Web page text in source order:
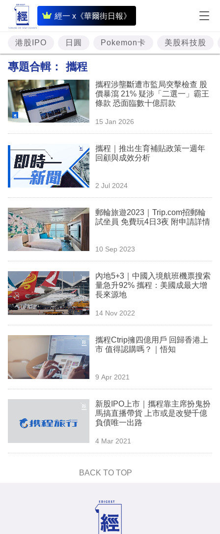
經一 x《華爾街日報》
即
時
財
經
題
投
資
理
商
業
科
技
職
場
生
時
事
欄
訂
港股IPO 日圓 Pokemon卡 美股科技股
專題合輯： 攜程
攜程涉壟斷遭市監局突擊檢查 股
價暴瀉 21% 疑涉「二選一」霸王
條款 恐面臨數十億罰款
15 Jan 2026
攜程｜推出生育補貼政策一週年
回顧與成效分析
2 Jul 2024
郵輪旅遊2023｜Trip.com招郵輪
試坐員 免費玩4日3夜 附申請詳情
10 Sep 2023
內地5+3｜中國入境航班機票搜索
量急升92% 攜程：美國成最大增
長來源地
14 Nov 2022
攜程Ctrip擁四億用戶 回歸香港上
市 值得認購嗎？｜悟知
9 Apr 2021
新股IPO上市｜攜程靠主席扮鬼扮
馬搞直播帶貨 上市或是改變千億
負債唯一出路
4 Mar 2021
BACK TO TOP